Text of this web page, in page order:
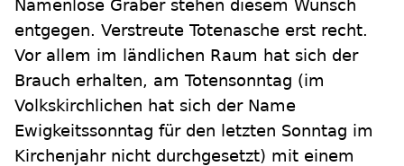
Namenlose Gräber stehen diesem Wunsch
entgegen. Verstreute Totenasche erst recht.
Vor allem im ländlichen Raum hat sich der
Brauch erhalten, am Totensonntag (im
Volkskirchlichen hat sich der Name
Ewigkeitssonntag für den letzten Sonntag im
Kirchenjahr nicht durchgesetzt) mit einem